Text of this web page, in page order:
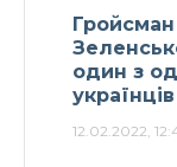
один з
українців
12.02.2022,